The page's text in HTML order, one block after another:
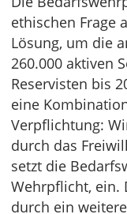
ethischen Frage
Lösung, um die
260.000 aktiven
Reservisten bis
eine
Verpflichtung:
durch das
setzt die
Wehrpflicht, ein.
durch ein